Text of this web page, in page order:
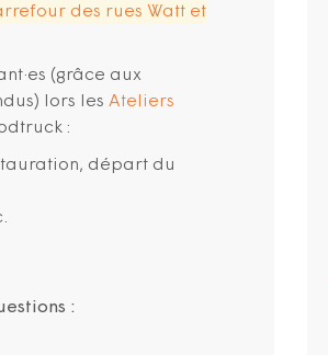
des rues Watt et
(grâce aux
lors les Ateliers
:
départ du
: